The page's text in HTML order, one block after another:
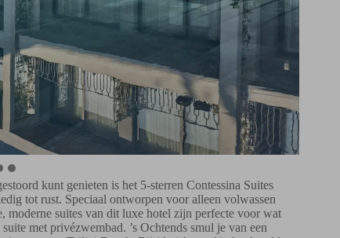
kunt genieten is het 5-sterren Contessina Suites
tot rust. Speciaal ontworpen voor alleen volwassen
moderne suites van dit luxe hotel zijn perfecte voor wat
met privézwembad. ’s Ochtends smul je van een